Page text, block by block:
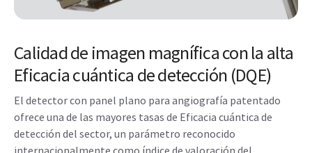
Calidad de imagen magnífica con la alta
Eficacia cuántica de detección (DQE)
El detector con panel plano para angiografía patentado
ofrece una de las mayores tasas de Eficacia cuántica de
detección del sector, un parámetro reconocido